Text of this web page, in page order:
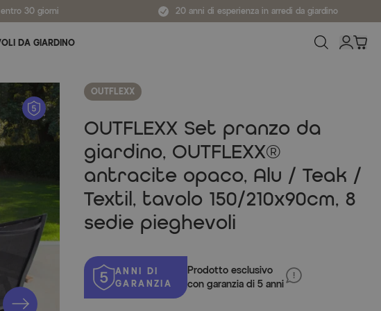
30 giorni 20 anni di esperienza in arredi da giardino
DA GIARDINO
OUTFLEXX
OUTFLEXX Set pranzo da
giardino, OUTFLEXX®
antracite opaco, Alu / Teak /
Textil, tavolo 150/210x90cm, 8
sedie pieghevoli
ANNI DI
GARANZIA
Prodotto esclusivo
con garanzia di 5 anni